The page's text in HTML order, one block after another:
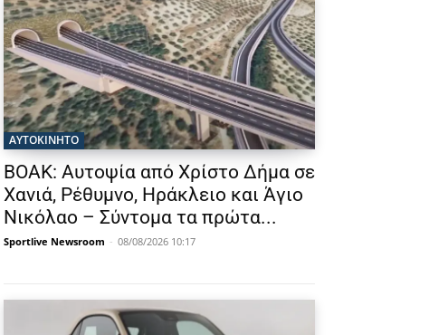
ΑΥΤΟΚΙΝΗΤΟ
ΒΟΑΚ: Αυτοψία από Χρίστο Δήμα σε
Χανιά, Ρέθυμνο, Ηράκλειο και Άγιο
Νικόλαο – Σύντομα τα πρώτα...
Sportlive Newsroom - 08/08/2026 10:17